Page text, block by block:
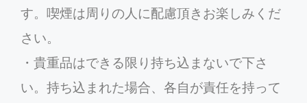
す。喫煙は周りの人に配慮頂きお楽しみくだ
さい。
・貴重品はできる限り持ち込まないで下さ
い。持ち込まれた場合、各自が責任を持って